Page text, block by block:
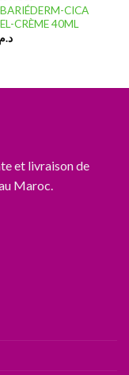
CICA
CRÈME 40ML
et livraison de
Maroc.